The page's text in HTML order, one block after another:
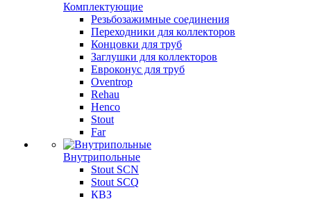
Комплектующие
Резьбозажимные соединения
Переходники для коллекторов
Концовки для труб
Заглушки для коллекторов
Евроконус для труб
Oventrop
Rehau
Henco
Stout
Far
Внутрипольные
Stout SCN
Stout SCQ
КВЗ